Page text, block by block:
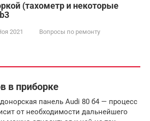
(тахометр и некоторые
2021
Вопросы по ремонту
в приборке
панель Audi 80 б4 — процесс
от необходимости дальнейшего